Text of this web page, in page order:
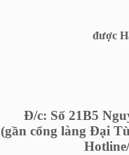
được
Đ/c: Số 21B5
(gần cổng làng Đại